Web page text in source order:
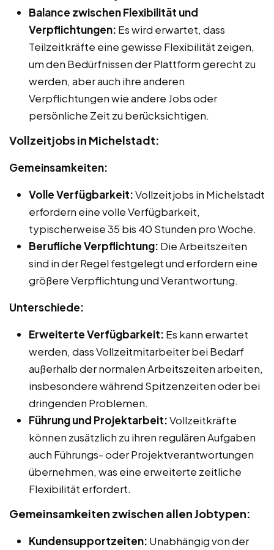
Balance zwischen Flexibilität und
Verpflichtungen: Es wird erwartet, dass
Teilzeitkräfte eine gewisse Flexibilität zeigen,
um den Bedürfnissen der Plattform gerecht zu
werden, aber auch ihre anderen
Verpflichtungen wie andere Jobs oder
persönliche Zeit zu berücksichtigen.
Vollzeitjobs in Michelstadt:
Gemeinsamkeiten:
Volle Verfügbarkeit:Vollzeitjobs in Michelstadt
erfordern eine volle Verfügbarkeit,
typischerweise 35 bis 40 Stunden pro Woche.
Berufliche Verpflichtung: Die Arbeitszeiten
sind in der Regel festgelegt und erfordern eine
größere Verpflichtung und Verantwortung.
Unterschiede:
Erweiterte Verfügbarkeit: Es kann erwartet
werden, dass Vollzeitmitarbeiter bei Bedarf
außerhalb der normalen Arbeitszeiten arbeiten,
insbesondere während Spitzenzeiten oder bei
dringenden Problemen.
Führung und Projektarbeit:Vollzeitkräfte
können zusätzlich zu ihren regulären Aufgaben
auch Führungs- oder Projektverantwortungen
übernehmen, was eine erweiterte zeitliche
Flexibilität erfordert.
Gemeinsamkeiten zwischen allen Jobtypen:
Kundensupportzeiten: Unabhängig von der